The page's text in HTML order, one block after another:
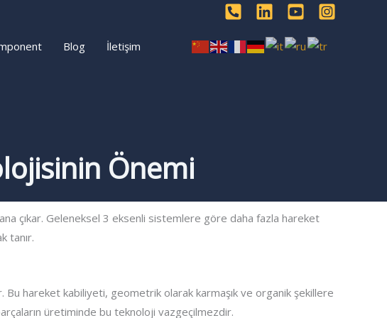
Blog İletişim
Önemi
çıkar. Geleneksel 3 eksenli sistemlere göre daha fazla hareket
tanır.
hareket kabiliyeti, geometrik olarak karmaşık ve organik şekillere
üretiminde bu teknoloji vazgeçilmezdir.